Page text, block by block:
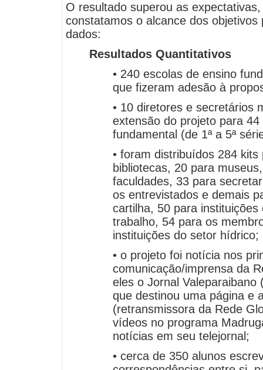
O resultado superou as
constatamos o alcance dos
dados:
Resultados Quantitativos
• 240 escolas de ensino
que fizeram adesão à
• 10 diretores e secretários
extensão do projeto para
fundamental (de 1ª a 5ª
• foram distribuídos 284
bibliotecas, 20 para
faculdades, 33 para
os entrevistados e demais
cartilha, 50 para
trabalho, 54 para os
instituições do setor hídrico;
• o projeto foi notícia nos
comunicação/imprensa da
eles o Jornal
que destinou uma página e
(retransmissora da Rede
vídeos no programa
notícias em seu telejornal;
• cerca de 350 alunos